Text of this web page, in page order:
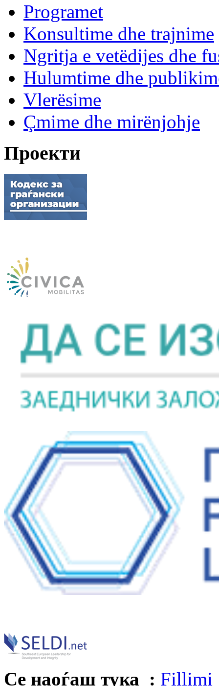
Programet
Konsultime dhe trajnime
Ngritja e vetëdijes dhe
Hulumtime dhe
Vlerësime
Çmime dhe mirënjohje
Проекти
Се наоѓаш тука : Fillimi